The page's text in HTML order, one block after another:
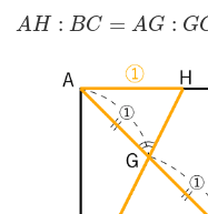
AH : BC = AG : G